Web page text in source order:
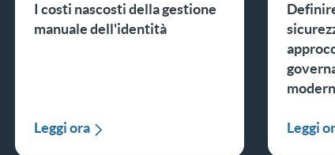
I costi nascosti della gestione
manuale dell'identità
Leggi ora Leggi